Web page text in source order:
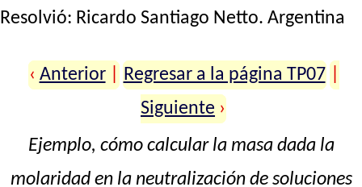
Resolvió: Ricardo Santiago Netto. Argentina
‹ Anterior Regresar a la página TP07
Siguiente ›
Ejemplo, cómo calcular la masa dada la
molaridad en la neutralización de soluciones